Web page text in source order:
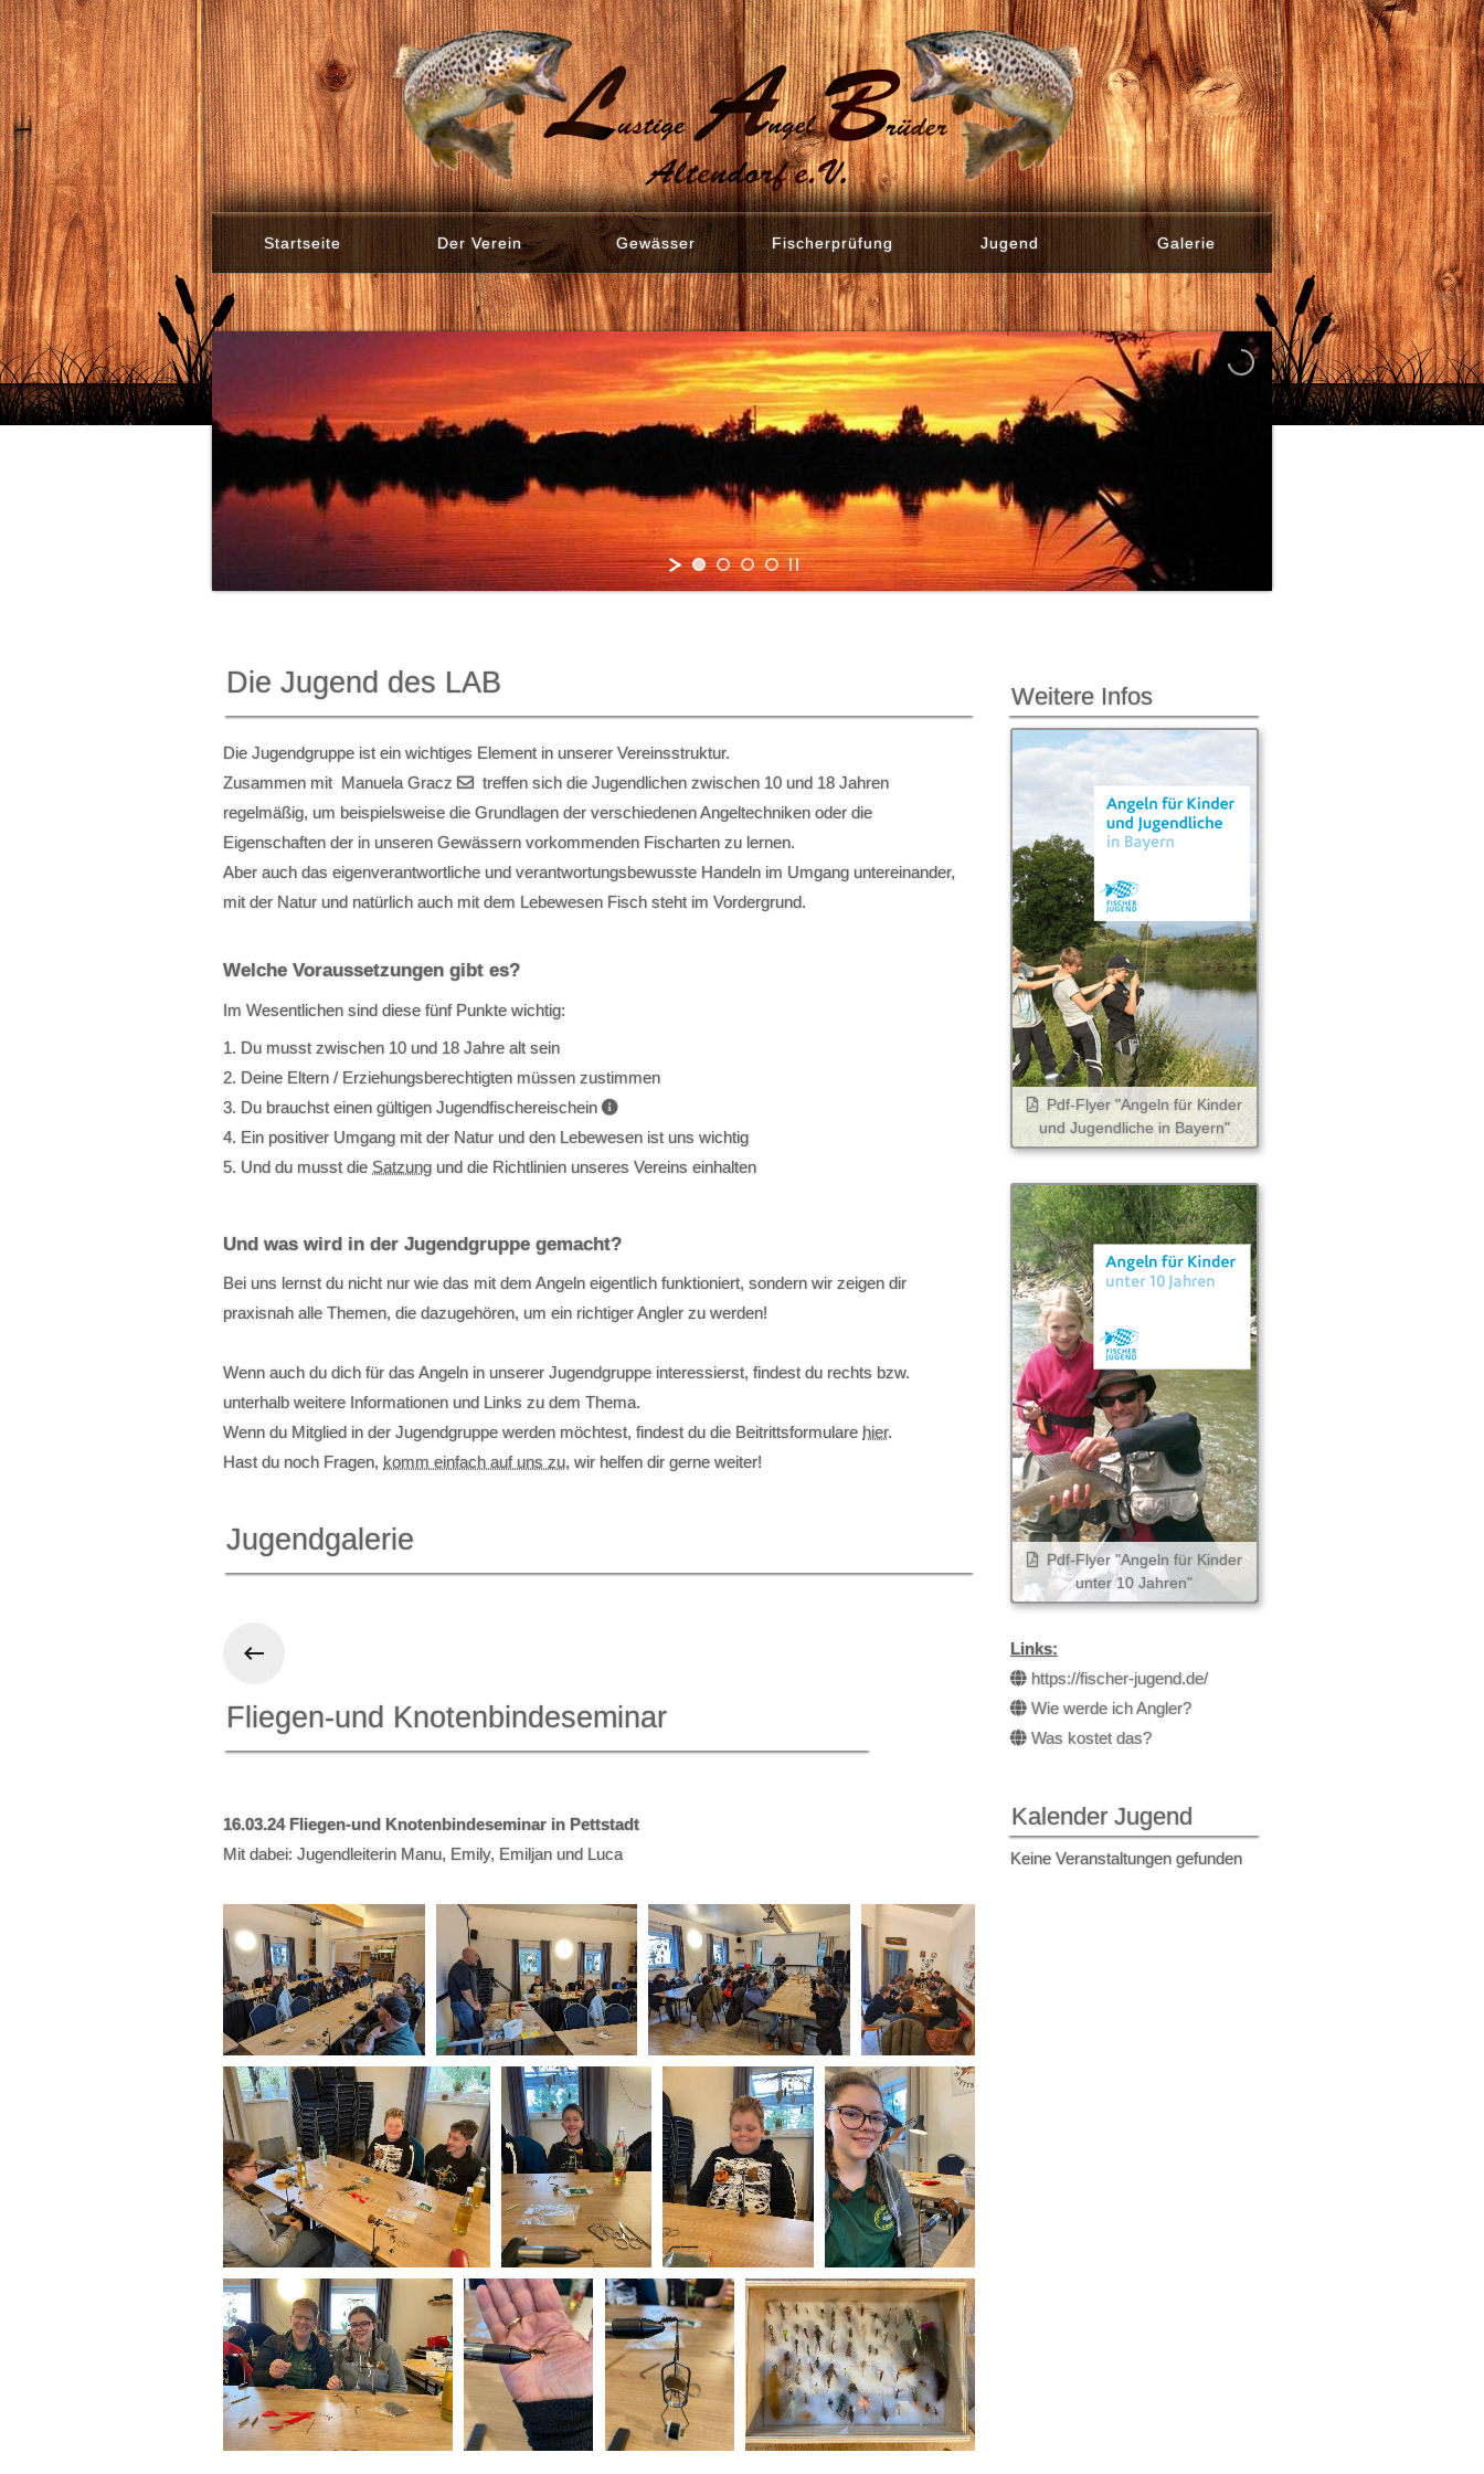
Startseite Der Verein Gewässer Fischerprüfung Jugend Galerie
Weitere Infos
Pdf-Flyer "Angeln für Kinder
und Jugendliche in Bayern"
Pdf-Flyer "Angeln für Kinder
unter 10 Jahren"
Links:
https://fischer-jugend.de/
Wie werde ich Angler?
Was kostet das?
Kalender Jugend
Keine Veranstaltungen gefunden
Die Jugend des LAB
Die Jugendgruppe ist ein wichtiges Element in unserer Vereinsstruktur.
Zusammen mit Manuela Gracz
treffen sich die Jugendlichen zwischen 10 und 18 Jahren
regelmäßig, um beispielsweise die Grundlagen der verschiedenen Angeltechniken oder die
Eigenschaften der in unseren Gewässern vorkommenden Fischarten zu lernen.
Aber auch das eigenverantwortliche und verantwortungsbewusste Handeln im Umgang untereinander,
mit der Natur und natürlich auch mit dem Lebewesen Fisch steht im Vordergrund.
Welche Voraussetzungen gibt es?
Im Wesentlichen sind diese fünf Punkte wichtig:
Du musst zwischen 10 und 18 Jahre alt sein
Deine Eltern / Erziehungsberechtigten müssen zustimmen
Du brauchst einen gültigen Jugendfischereischein
Ein positiver Umgang mit der Natur und den Lebewesen ist uns wichtig
Und du musst die Satzung und die Richtlinien unseres Vereins einhalten
Und was wird in der Jugendgruppe gemacht?
Bei uns lernst du nicht nur wie das mit dem Angeln eigentlich funktioniert, sondern wir zeigen dir
praxisnah alle Themen, die dazugehören, um ein richtiger Angler zu werden!
Wenn auch du dich für das Angeln in unserer Jugendgruppe interessierst, findest du rechts bzw.
unterhalb weitere Informationen und Links zu dem Thema.
Wenn du Mitglied in der Jugendgruppe werden möchtest, findest du die Beitrittsformulare hier.
Hast du noch Fragen, komm einfach auf uns zu, wir helfen dir gerne weiter!
Jugendgalerie
Fliegen-und Knotenbindeseminar
16.03.24 Fliegen-und Knotenbindeseminar in Pettstadt
Mit dabei: Jugendleiterin Manu, Emily, Emiljan und Luca